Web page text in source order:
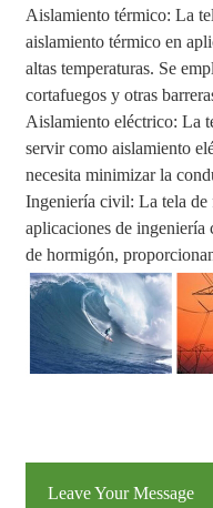
Aislamiento térmico: La
aislamiento térmico en
altas temperaturas. Se
cortafuegos y otras
Aislamiento eléctrico: La
servir como aislamiento
necesita minimizar la
Ingeniería civil: La tela de
aplicaciones de
de hormigón,
Leave Your Message